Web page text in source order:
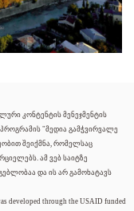
კონტენტის მენეჯმენტის
"მედია გამჭვირვალე
შეიქმნა, რომელსაც
ამ ვებ საიტზე
და ის არ გამოხატავს
developed through the USAID funded